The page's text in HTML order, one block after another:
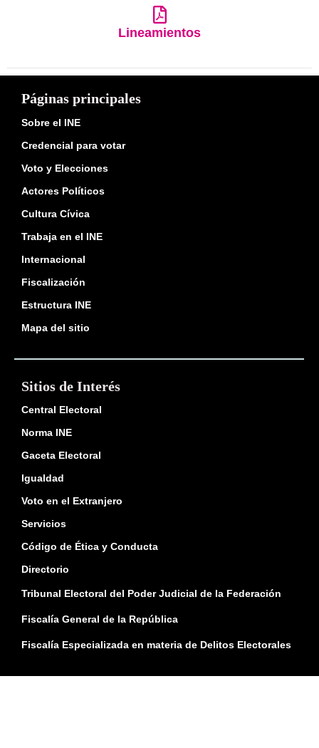
Lineamientos
Páginas principales
Sobre el INE
Credencial para votar
Voto y Elecciones
Actores Políticos
Cultura Cívica
Trabaja en el INE
Internacional
Fiscalización
Estructura INE
Mapa del sitio
Sitios de Interés
Central Electoral
Norma INE
Gaceta Electoral
Igualdad
Voto en el Extranjero
Servicios
Código de Ética y Conducta
Directorio
Tribunal Electoral del Poder Judicial de la Federación
Fiscalía General de la República
Fiscalía Especializada en materia de Delitos Electorales